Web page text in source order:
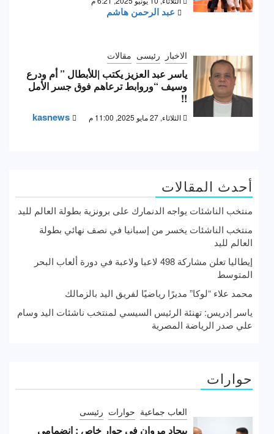
عبد الرحمن هاشم
الاخبار رئيسى مقالات
ياسر عبد العزيز يكتب |للأبطال ” أم ودرع
وسيف “وروابط ترعاهم فوق جسر الأمل
!!
الثلاثاء, 27 مايو 2025, 11:00 م kasnews
أحدث المقالات
منتخب الناشئات يواجه الدنمارك على برونزية بطولة العالم لليد
منتخب الناشئات يخسر من إسبانيا في نصف نهائي بطولة
العالم لليد
إيطاليا تعلن مشاركة 498 لاعبا ولاعبة في دورة ألعاب البحر
المتوسط
محمد علاء “لوكا” مديرًا رياضيًا لفريق اليد بالزمالك
ياسر إدريس: تهنئة الرئيس السيسي لمنتخب ناشئات اليد وسام
علي صدر الرياضة المصرية
حوارات
العاب جماعية حوارات رئيسى
بيجاد مروان في حوار خاص : انضمامي